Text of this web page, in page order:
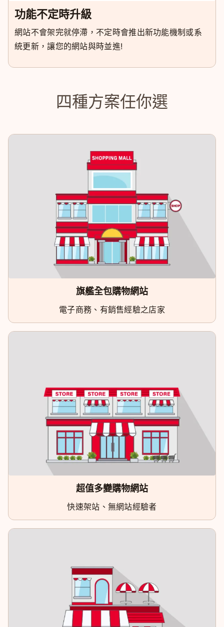
功能不定時升級
網站不會架完就停滯，不定時會推出新功能機制或系
統更新，讓您的網站與時並進!
四種方案任你選
旗艦全包購物網站
電子商務、有銷售經驗之店家
超值多變購物網站
快速架站、無網站經驗者